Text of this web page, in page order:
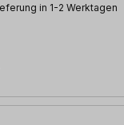
in 1-2 Werktagen